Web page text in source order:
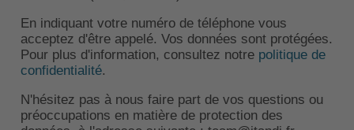
En indiquant votre numéro de téléphone vous
acceptez d'être appelé. Vos données sont protégées.
Pour plus d'information, consultez notre politique de
confidentialité.
N'hésitez pas à nous faire part de vos questions ou
préoccupations en matière de protection des